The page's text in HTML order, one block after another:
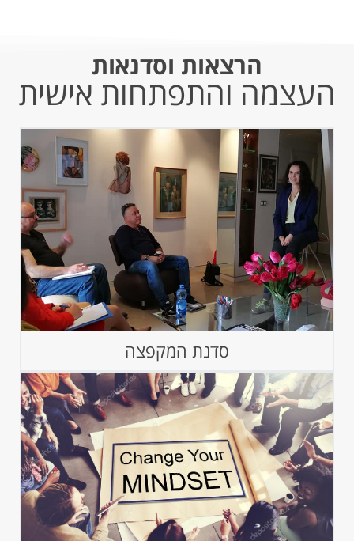
הרצאות וסדנאות
העצמה והתפתחות אישית
סדנת המקפצה